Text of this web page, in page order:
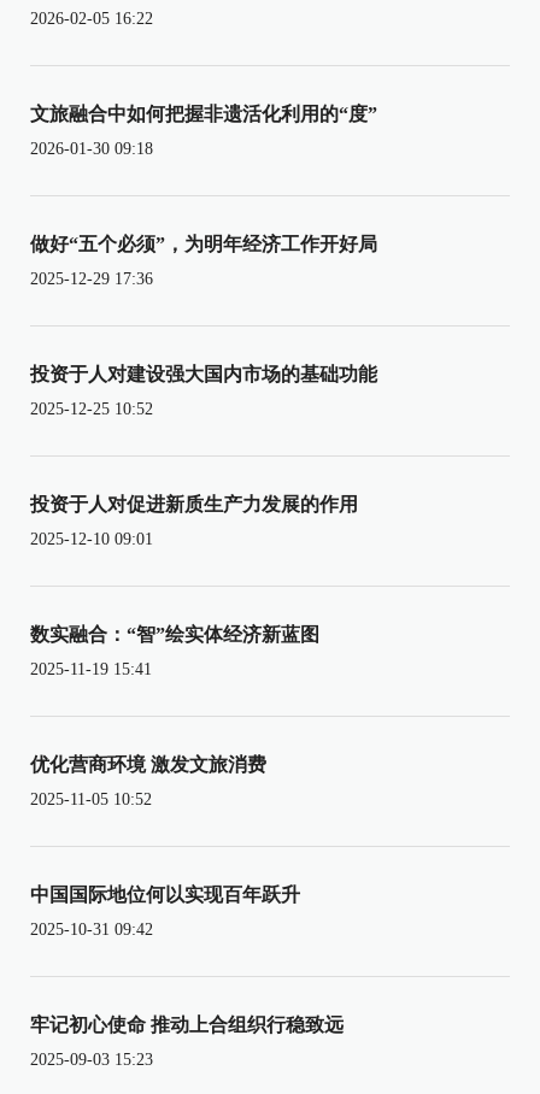
2026-02-05 16:22
文旅融合中如何把握非遗活化利用的“度”
2026-01-30 09:18
做好“五个必须”，为明年经济工作开好局
2025-12-29 17:36
投资于人对建设强大国内市场的基础功能
2025-12-25 10:52
投资于人对促进新质生产力发展的作用
2025-12-10 09:01
数实融合：“智”绘实体经济新蓝图
2025-11-19 15:41
优化营商环境 激发文旅消费
2025-11-05 10:52
中国国际地位何以实现百年跃升
2025-10-31 09:42
牢记初心使命 推动上合组织行稳致远
2025-09-03 15:23